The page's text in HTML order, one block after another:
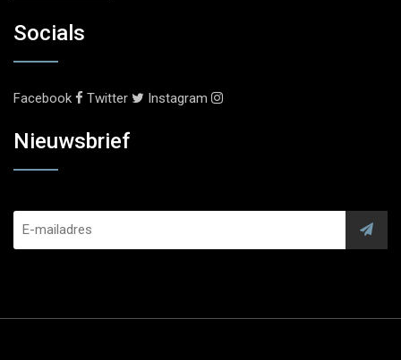
Socials
Facebook Twitter Instagram
Nieuwsbrief